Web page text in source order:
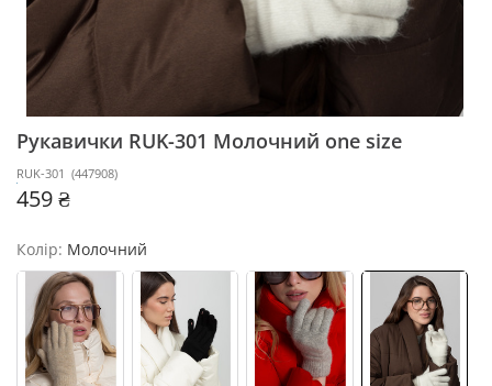
Рукавички RUK-301 Молочний one size
RUK-301 (447908)
459 ₴
Колір: Молочний